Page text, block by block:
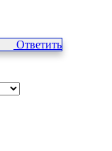
Ответить